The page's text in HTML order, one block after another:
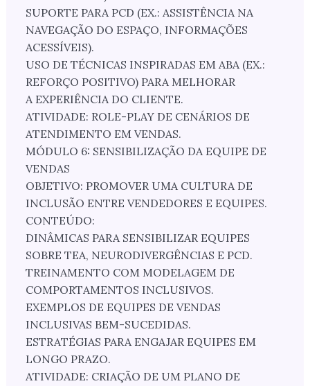
SUPORTE PARA PCD (EX.: ASSISTÊNCIA NA
NAVEGAÇÃO DO ESPAÇO, INFORMAÇÕES
ACESSÍVEIS).
USO DE TÉCNICAS INSPIRADAS EM ABA (EX.:
REFORÇO POSITIVO) PARA MELHORAR
A EXPERIÊNCIA DO CLIENTE.
ATIVIDADE: ROLE-PLAY DE CENÁRIOS DE
ATENDIMENTO EM VENDAS.
MÓDULO 6: SENSIBILIZAÇÃO DA EQUIPE DE
VENDAS
OBJETIVO: PROMOVER UMA CULTURA DE
INCLUSÃO ENTRE VENDEDORES E EQUIPES.
CONTEÚDO:
DINÂMICAS PARA SENSIBILIZAR EQUIPES
SOBRE TEA, NEURODIVERGÊNCIAS E PCD.
TREINAMENTO COM MODELAGEM DE
COMPORTAMENTOS INCLUSIVOS.
EXEMPLOS DE EQUIPES DE VENDAS
INCLUSIVAS BEM-SUCEDIDAS.
ESTRATÉGIAS PARA ENGAJAR EQUIPES EM
LONGO PRAZO.
ATIVIDADE: CRIAÇÃO DE UM PLANO DE